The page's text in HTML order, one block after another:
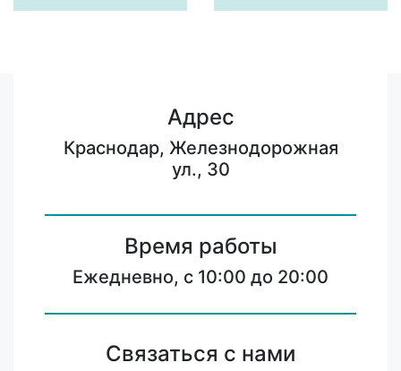
Адрес
Краснодар, Железнодорожная
ул., 30
Время работы
Ежедневно, с 10:00 до 20:00
Связаться с нами